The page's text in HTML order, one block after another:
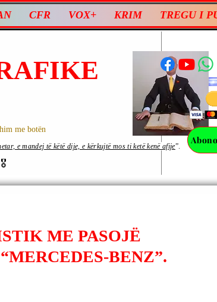
CFR VOX+ KRIM TREGU I
me botën
e mandej të këtë dije, e kërkujtë mos ti ketë kenë afije”.
ME PASOJË
BENZ”.